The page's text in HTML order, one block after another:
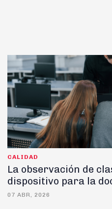
CALIDAD
La observación de
dispositivo para la
07 ABR, 2026